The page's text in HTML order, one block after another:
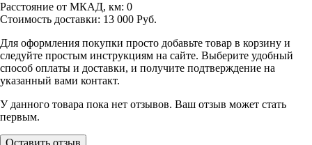
Расстояние от МКАД, км: 0
Стоимость доставки: 13 000 Руб.
Для оформления покупки просто добавьте товар в корзину и
следуйте простым инструкциям на сайте. Выберите удобный
способ оплаты и доставки, и получите подтверждение на
указанный вами контакт.
У данного товара пока нет отзывов. Ваш отзыв может стать
первым.